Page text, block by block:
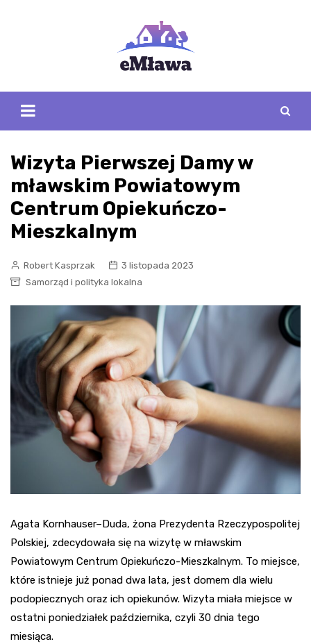
Wizyta Pierwszej Damy w
mławskim Powiatowym
Centrum Opiekuńczo-
Mieszkalnym
Robert Kasprzak
3 listopada 2023
Samorząd i polityka lokalna
Agata Kornhauser–Duda, żona Prezydenta Rzeczypospolitej
Polskiej, zdecydowała się na wizytę w mławskim
Powiatowym Centrum Opiekuńczo-Mieszkalnym. To miejsce,
które istnieje już ponad dwa lata, jest domem dla wielu
podopiecznych oraz ich opiekunów. Wizyta miała miejsce w
ostatni poniedziałek października, czyli 30 dnia tego
miesiąca.